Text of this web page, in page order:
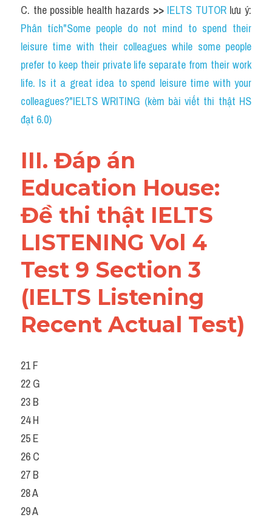
C. the possible health hazards >> IELTS TUTOR
Phân tích"Some people do not mind to spend their
leisure time with their colleagues while some people
prefer to keep their private life separate from their work
life. Is it a great idea to spend leisure time with your
colleagues?"IELTS WRITING (kèm bài viết thi thật HS
đạt 6.0)
III. Đáp án
Education House:
Đề thi thật IELTS
LISTENING Vol 4
Test 9 Section 3
(IELTS Listening
Recent Actual Test)
21 F
22 G
23 B
24 H
25 E
26 C
27 B
28 A
29 A